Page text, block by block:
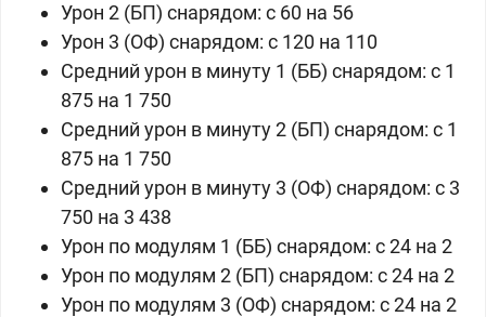
Урон 2 (БП) снарядом: c 60 на 56
Урон 3 (ОФ) снарядом: c 120 на 110
Средний урон в минуту 1 (ББ) снарядом: c 1
875 на 1 750
Средний урон в минуту 2 (БП) снарядом: c 1
875 на 1 750
Средний урон в минуту 3 (ОФ) снарядом: c 3
750 на 3 438
Урон по модулям 1 (ББ) снарядом: c 24 на 2
Урон по модулям 2 (БП) снарядом: c 24 на 2
Урон по модулям 3 (ОФ) снарядом: c 24 на 2